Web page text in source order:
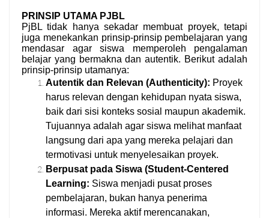
PRINSIP UTAMA PJBL
PjBL tidak hanya sekadar membuat proyek, tetapi
juga menekankan prinsip-prinsip pembelajaran yang
mendasar agar siswa memperoleh pengalaman
belajar yang bermakna dan autentik. Berikut adalah
prinsip-prinsip utamanya:
Autentik dan Relevan (Authenticity): Proyek
harus relevan dengan kehidupan nyata siswa,
baik dari sisi konteks sosial maupun akademik.
Tujuannya adalah agar siswa melihat manfaat
langsung dari apa yang mereka pelajari dan
termotivasi untuk menyelesaikan proyek.
Berpusat pada Siswa (Student-Centered
Learning: Siswa menjadi pusat proses
pembelajaran, bukan hanya penerima
informasi. Mereka aktif merencanakan,